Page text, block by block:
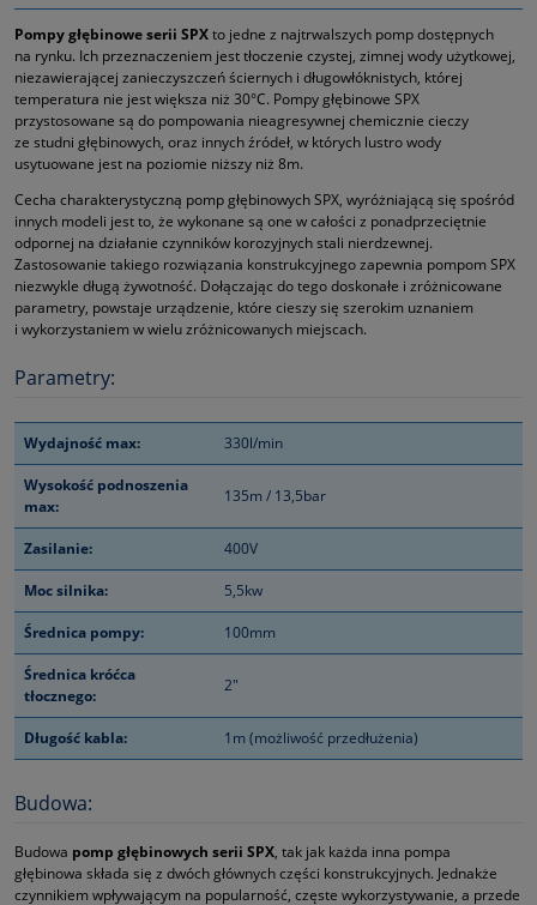
Pompy głębinowe serii SPXto jedne z najtrwalszych pomp dostępnych
na rynku. Ich przeznaczeniem jest tłoczenie czystej, zimnej wody użytkowej,
niezawierającej zanieczyszczeń ściernych i długowłóknistych, której
temperatura nie jest większa niż 30°C. Pompy głębinowe SPX
przystosowane są do pompowania nieagresywnej chemicznie cieczy
ze studni głębinowych, oraz innych źródeł, w których lustro wody
usytuowane jest na poziomie niższy niż 8m.
Cecha charakterystyczną pomp głębinowych SPX, wyróżniającą się spośród
innych modeli jest to, że wykonane są one w całości z ponadprzeciętnie
odpornej na działanie czynników korozyjnych stali nierdzewnej.
Zastosowanie takiego rozwiązania konstrukcyjnego zapewnia pompom SPX
niezwykle długą żywotność. Dołączając do tego doskonałe i zróżnicowane
parametry, powstaje urządzenie, które cieszy się szerokim uznaniem
i wykorzystaniem w wielu zróżnicowanych miejscach.
Parametry:
Wydajność max: 330l/min
Wysokość podnoszenia
max:
135m / 13,5bar
Zasilanie: 400V
Moc silnika: 5,5kw
Średnica pompy: 100mm
Średnica króćca
tłocznego:
2"
Długość kabla: 1m (możliwość przedłużenia)
Budowa:
Budowa pomp głębinowych serii SPX, tak jak każda inna pompa
głębinowa składa się z dwóch głównych części konstrukcyjnych. Jednakże
czynnikiem wpływającym na popularność, częste wykorzystywanie, a przede